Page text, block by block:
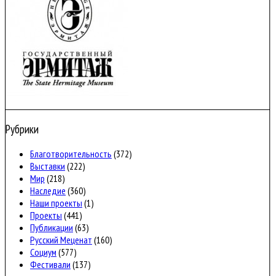
Рубрики
Благотворительность (372)
Выставки (222)
Мир (218)
Наследие (360)
Наши проекты (1)
Проекты (441)
Публикации (63)
Русский Меценат (160)
Социум (577)
Фестивали (137)